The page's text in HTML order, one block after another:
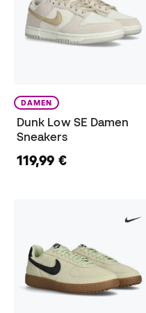
DAMEN
Dunk Low SE Damen
Sneakers
119,99 €